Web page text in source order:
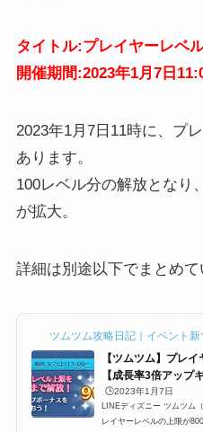
タイトル:プレイヤーレベ
開催期間:2023年1月7日
2023年1月7日11時に、プ
あります。
100レベル分の解放となり
が拡大。
詳細は別途以下でまとめて
ツムツム攻略日記｜イベント新
【ツムツム】プレ
【成長率3倍アップ
🕒️2023年1月7日
LINEディズニー ツムツム
レイヤーレベルの上限が